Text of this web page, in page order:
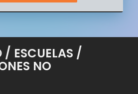
/ ESCUELAS /
NO